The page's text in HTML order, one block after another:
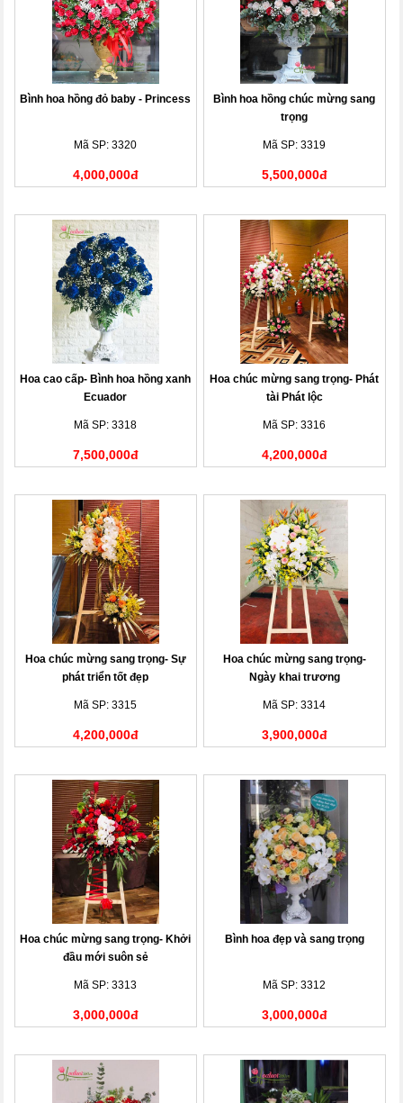
Bình hoa hồng đỏ baby - Princess
Mã SP: 3320
4,000,000đ
Bình hoa hồng chúc mừng sang
trọng
Mã SP: 3319
5,500,000đ
Hoa cao cấp- Bình hoa hồng xanh
Ecuador
Mã SP: 3318
7,500,000đ
Hoa chúc mừng sang trọng- Phát
tài Phát lộc
Mã SP: 3316
4,200,000đ
Hoa chúc mừng sang trọng- Sự
phát triển tốt đẹp
Mã SP: 3315
4,200,000đ
Hoa chúc mừng sang trọng-
Ngày khai trương
Mã SP: 3314
3,900,000đ
Hoa chúc mừng sang trọng- Khởi
đầu mới suôn sẻ
Mã SP: 3313
3,000,000đ
Bình hoa đẹp và sang trọng
Mã SP: 3312
3,000,000đ